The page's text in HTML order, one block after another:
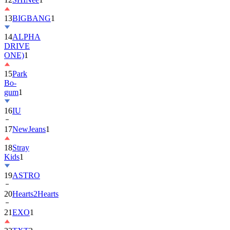
13BIGBANG1
14ALPHA
DRIVE
ONE)1
15Park
Bo-
gum1
16IU
17NewJeans1
18Stray
Kids1
19ASTRO
20Hearts2Hearts
21EXO1